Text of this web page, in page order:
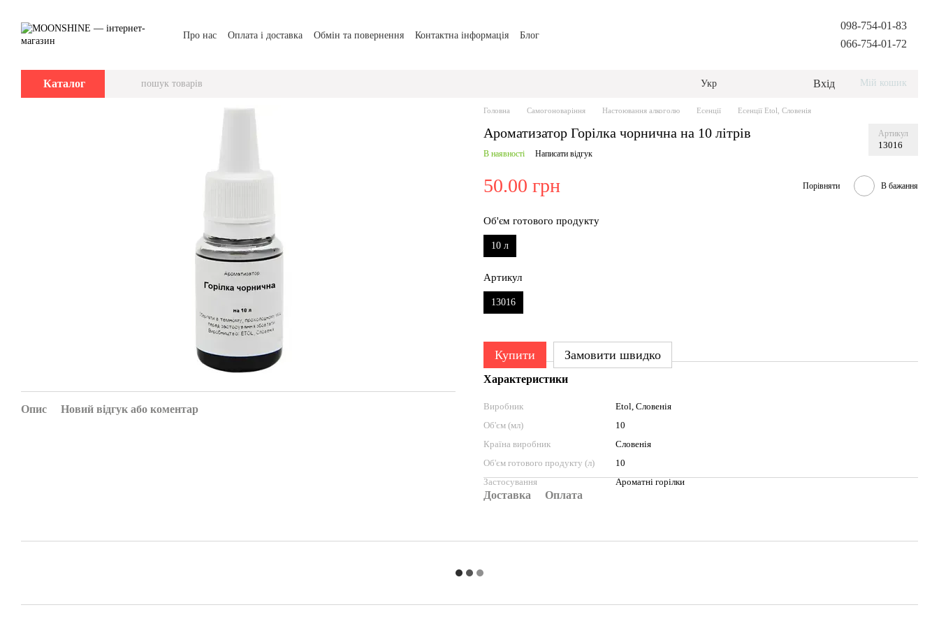
Про нас Оплата і доставка Обмін та повернення Контактна інформація Блог
098-754-01-83
066-754-01-72
Каталог Укр Вхід Мій кошик
Опис Новий відгук або коментар
Головна Самогоноваріння Настоювання алкоголю Есенції Есенції Etol, Словенія
Ароматизатор Горілка чорнична на 10 літрів Артикул
13016
В наявності Написати відгук
50.00 грн Порівняти В бажання
Об'єм готового продукту
10 л
Артикул
13016
Купити Замовити швидко
Характеристики
Виробник
Etol, Словенія
Об'єм (мл)
10
Країна виробник
Словенія
Об'єм готового продукту (л)
10
Застосування
Ароматні горілки
Доставка Оплата